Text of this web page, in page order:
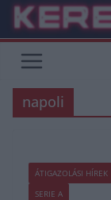
Skip
content
napoli
ÁTIGAZOLÁSI HÍREK
SERIE A